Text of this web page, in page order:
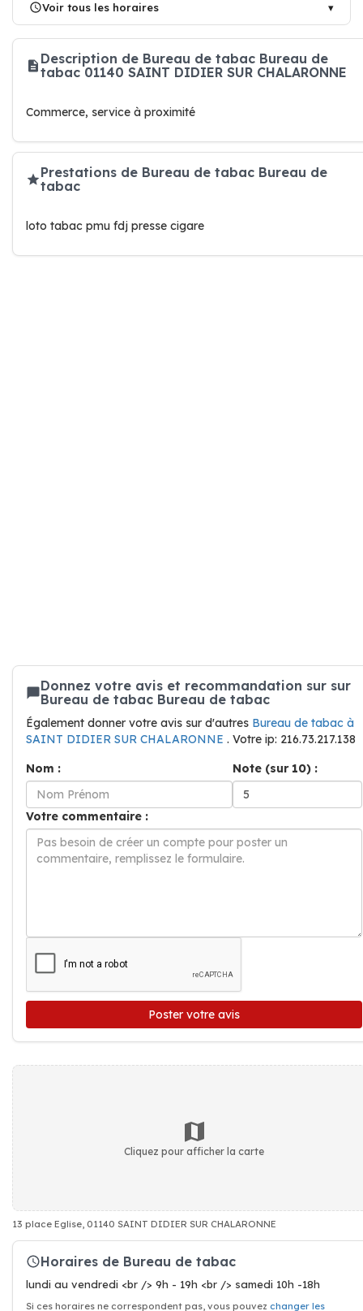
Voir tous les horaires
Description de Bureau de tabac Bureau de
tabac 01140 SAINT DIDIER SUR CHALARONNE
Commerce, service à proximité
Prestations de Bureau de tabac Bureau de
tabac
loto tabac pmu fdj presse cigare
Donnez votre avis et recommandation sur sur
Bureau de tabac Bureau de tabac
Également donner votre avis sur d'autres Bureau de tabac à
SAINT DIDIER SUR CHALARONNE . Votre ip: 216.73.217.138
Nom :
Note (sur 10) :
Votre commentaire :
Poster votre avis
Cliquez pour afficher la carte
13 place Eglise, 01140 SAINT DIDIER SUR CHALARONNE
Horaires de Bureau de tabac
lundi au vendredi <br /> 9h - 19h <br /> samedi 10h -18h
Si ces horaires ne correspondent pas, vous pouvez changer les